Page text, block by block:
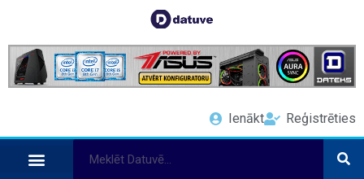
Ienākt Reģistrēties